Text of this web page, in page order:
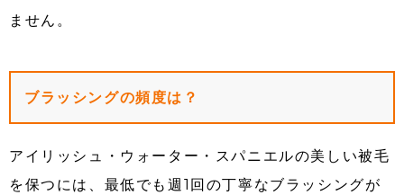
ません。
ブラッシングの頻度は？
アイリッシュ・ウォーター・スパニエルの美しい被毛
を保つには、最低でも週1回の丁寧なブラッシングが